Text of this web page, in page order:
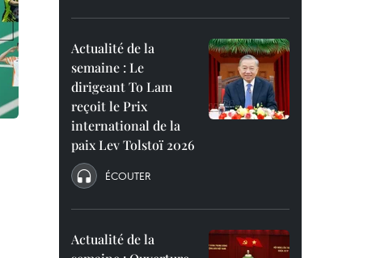
Actualité de la
semaine : Le
dirigeant To Lam
reçoit le Prix
international de la
paix Lev Tolstoï 2026
ÉCOUTER
Actualité de la